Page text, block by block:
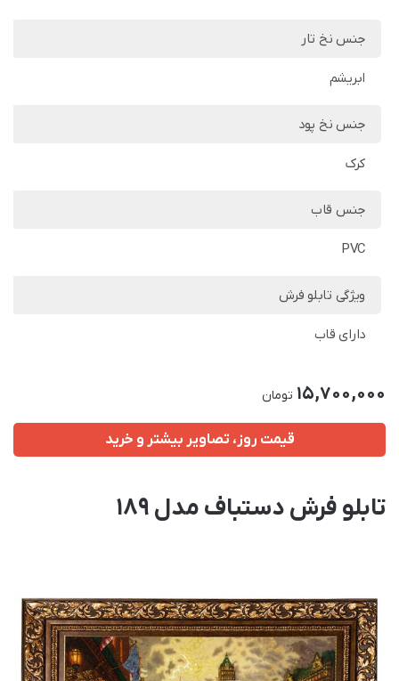
جنس نخ تار
ابریشم
جنس نخ پود
کرک
جنس قاب
PVC
ویژگی تابلو فرش
دارای قاب
15,700,000 تومان
قیمت روز، تصاویر بیشتر و خرید
تابلو فرش دستباف مدل 189